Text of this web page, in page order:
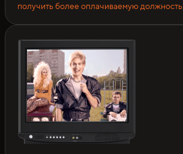
получить более оплачиваемую должность.